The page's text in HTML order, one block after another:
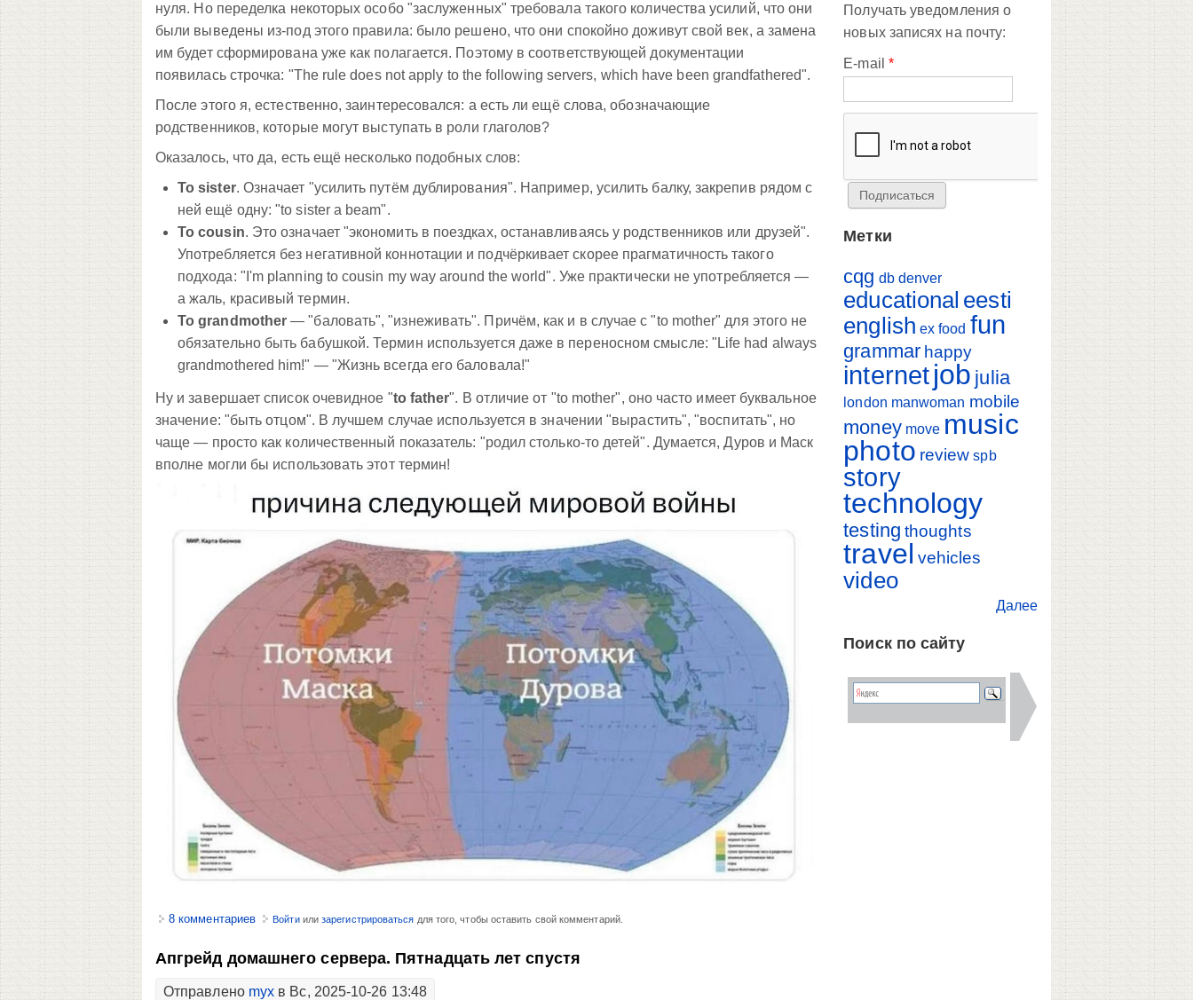
нуля. Но переделка некоторых особо "заслуженных" требовала такого количества усилий, что они
были выведены из-под этого правила: было решено, что они спокойно доживут свой век, а замена
им будет сформирована уже как полагается. Поэтому в соответствующей документации
появилась строчка: "The rule does not apply to the following servers, which have been grandfathered".
После этого я, естественно, заинтересовался: а есть ли ещё слова, обозначающие
родственников, которые могут выступать в роли глаголов?
Оказалось, что да, есть ещё несколько подобных слов:
To sister. Означает "усилить путём дублирования". Например, усилить балку, закрепив рядом с
ней ещё одну: "to sister a beam".
To cousin. Это означает "экономить в поездках, останавливаясь у родственников или друзей".
Употребляется без негативной коннотации и подчёркивает скорее прагматичность такого
подхода: "I'm planning to cousin my way around the world". Уже практически не употребляется —
а жаль, красивый термин.
To grandmother — "баловать", "изнеживать". Причём, как и в случае с "to mother" для этого не
обязательно быть бабушкой. Термин используется даже в переносном смысле: "Life had always
grandmothered him!" — "Жизнь всегда его баловала!"
Ну и завершает список очевидное "to father". В отличие от "to mother", оно часто имеет буквальное
значение: "быть отцом". В лучшем случае используется в значении "вырастить", "воспитать", но
чаще — просто как количественный показатель: "родил столько-то детей". Думается, Дуров и Маск
вполне могли бы использовать этот термин!
8 комментариев Войтиилизарегистрироваться для того, чтобы оставить свой комментарий.
Апгрейд домашнего сервера. Пятнадцать лет спустя
Отправлено myx в Вс, 2025-10-26 13:48
Получать уведомления о
новых записях на почту:
E-mail *
Метки
cqg db denver
educational eesti
english ex food fun
grammar happy
internetjob julia
london manwoman mobile
money move music
photo review spb
story
technology
testing thoughts
travel vehicles
video
Далее
Поиск по сайту